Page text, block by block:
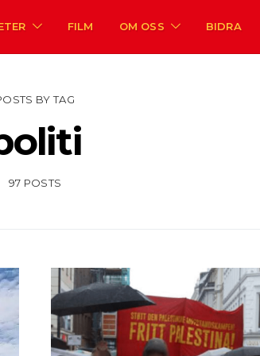
FILM OM OSS BIDRA
BY TAG
97 POSTS